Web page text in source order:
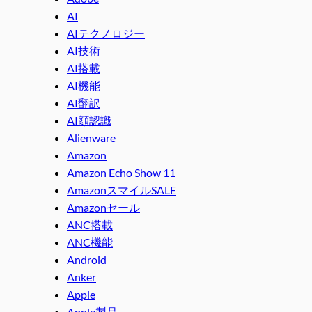
AI
AIテクノロジー
AI技術
AI搭載
AI機能
AI翻訳
AI顔認識
Alienware
Amazon
Amazon Echo Show 11
AmazonスマイルSALE
Amazonセール
ANC搭載
ANC機能
Android
Anker
Apple